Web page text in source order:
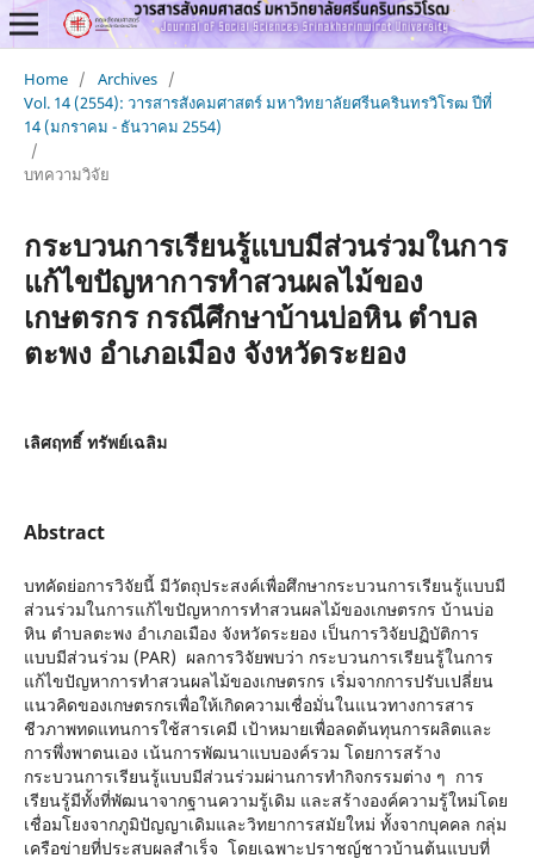
Home / Archives /
Vol. 14 (2554): วารสารสังคมศาสตร์ มหาวิทยาลัยศรีนครินทรวิโรฒ ปีที่
14 (มกราคม - ธันวาคม 2554)
/
บทความวิจัย
กระบวนการเรียนรู้แบบมีส่วนร่วมในการ
แก้ไขปัญหาการทำสวนผลไม้ของ
เกษตรกร กรณีศึกษาบ้านบ่อหิน ตำบล
ตะพง อำเภอเมือง จังหวัดระยอง
เลิศฤทธิ์ ทรัพย์เฉลิม
Abstract
บทคัดย่อการวิจัยนี้ มีวัตถุประสงค์เพื่อศึกษากระบวนการเรียนรู้แบบมี
ส่วนร่วมในการแก้ไขปัญหาการทำสวนผลไม้ของเกษตรกร บ้านบ่อ
หิน ตำบลตะพง อำเภอเมือง จังหวัดระยอง เป็นการวิจัยปฏิบัติการ
แบบมีส่วนร่วม (PAR) ผลการวิจัยพบว่า กระบวนการเรียนรู้ในการ
แก้ไขปัญหาการทำสวนผลไม้ของเกษตรกร เริ่มจากการปรับเปลี่ยน
แนวคิดของเกษตรกรเพื่อให้เกิดความเชื่อมั่นในแนวทางการสาร
ชีวภาพทดแทนการใช้สารเคมี เป้าหมายเพื่อลดต้นทุนการผลิตและ
การพึ่งพาตนเอง เน้นการพัฒนาแบบองค์รวม โดยการสร้าง
กระบวนการเรียนรู้แบบมีส่วนร่วมผ่านการทำกิจกรรมต่าง ๆ การ
เรียนรู้มีทั้งที่พัฒนาจากฐานความรู้เดิม และสร้างองค์ความรู้ใหม่โดย
เชื่อมโยงจากภูมิปัญญาเดิมและวิทยาการสมัยใหม่ ทั้งจากบุคคล กลุ่ม
เครือข่ายที่ประสบผลสำเร็จ โดยเฉพาะปราชญ์ชาวบ้านต้นแบบที่